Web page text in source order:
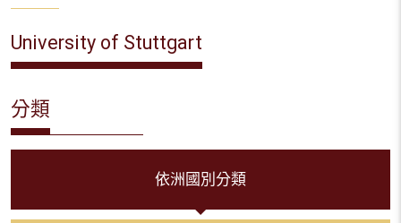
University of Stuttgart
分類
依洲國別分類